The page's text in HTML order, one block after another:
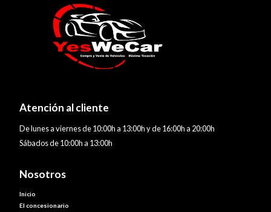
Atención al cliente
De lunes a viernes de 10:00h a 13:00h y de 16:00h a 20:00h
Sábados de 10:00h a 13:00h
Nosotros
Inicio
El concesionario